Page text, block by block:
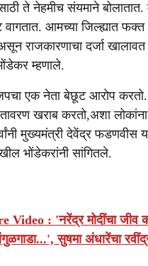
ते नेहमीच संयमाने
आमच्या जिल्ह्यात फक्त
राजकारणाचा दर्जा
म्हणाले.
एक नेता बेछूट आरोप करतो.
खराब करतो,अशा
मुख्यमंत्री देवेंद्र फडणवीस
भोंडेकरांनी सांगितले.
Video : 'नरेंद्र मोदींचा जीव
सुषमा अंधारेंचा